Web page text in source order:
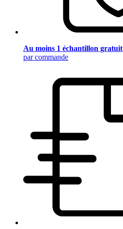
Au moins 1 échantillon gratuit
par commande